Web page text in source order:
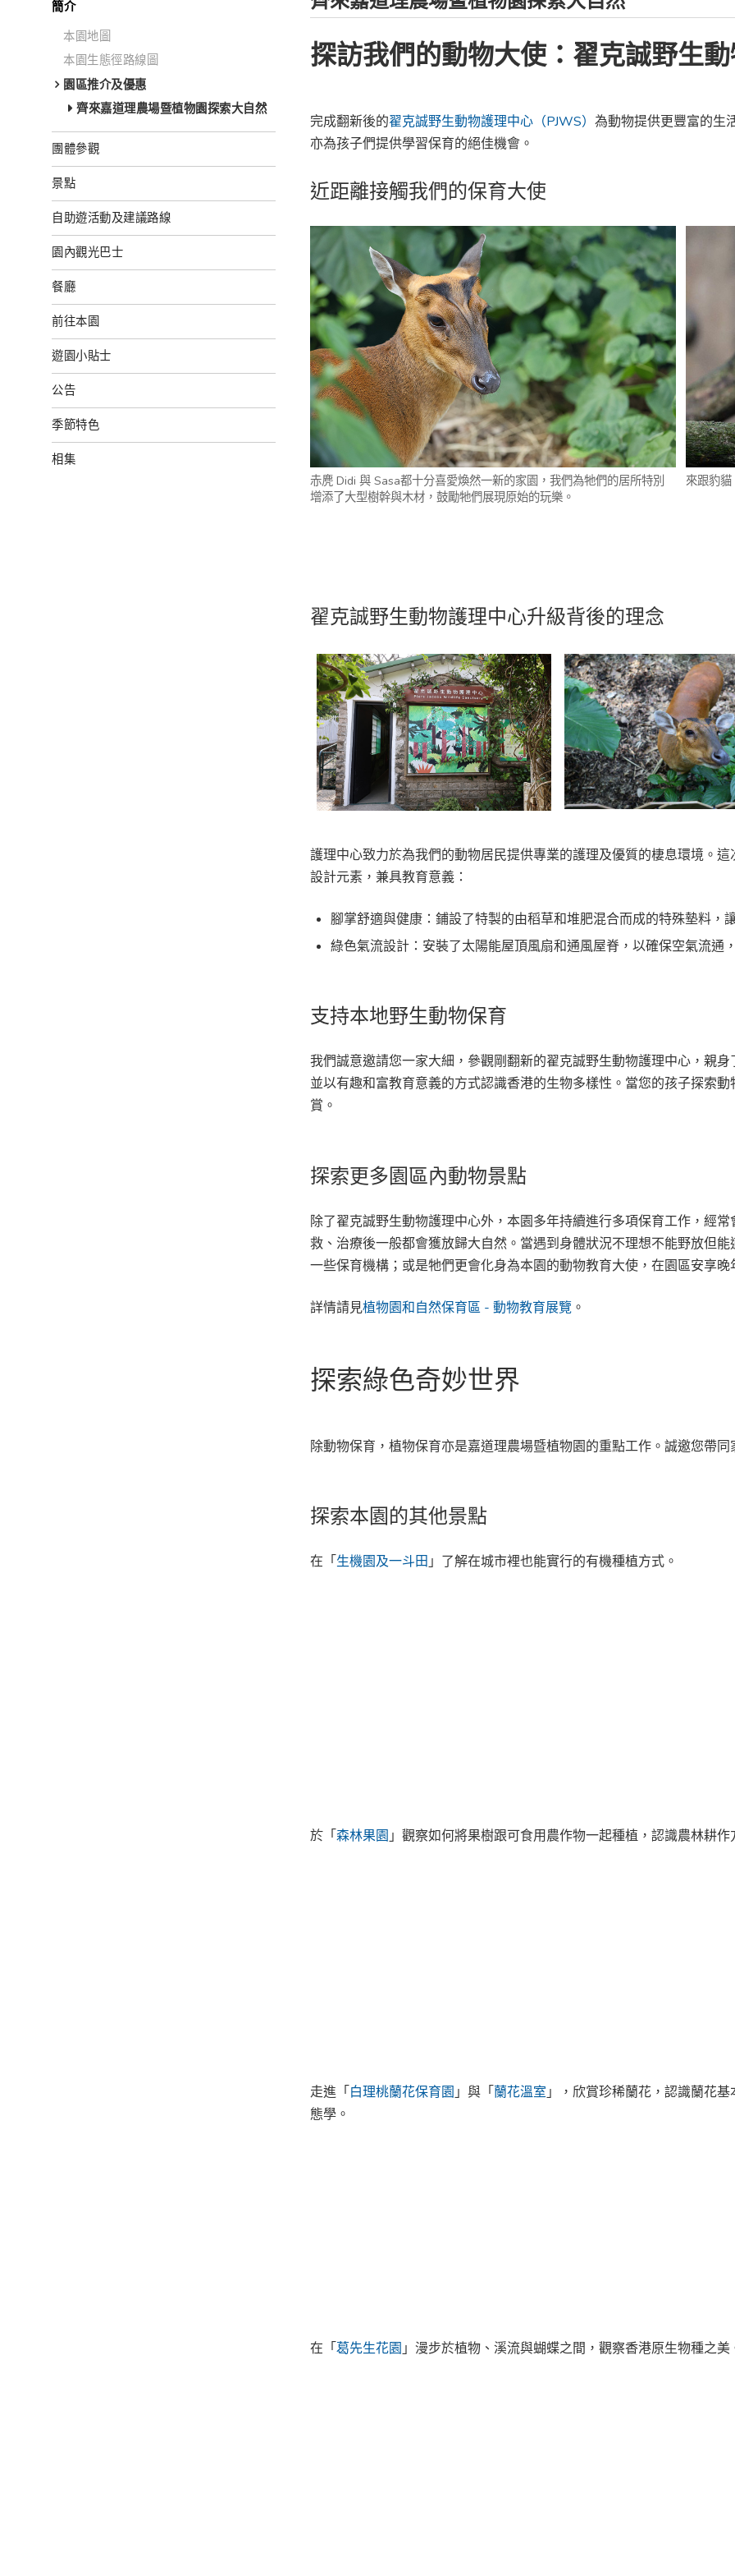
簡介
本園地圖
本園生態徑路線圖
園區推介及優惠
齊來嘉道理農場暨植物園探索大自然
團體參觀
景點
自助遊活動及建議路線
園內觀光巴士
餐廳
前往本園
遊園小貼士
公告
季節特色
相集
探訪我們的動物大使：翟克誠野生
完成翻新後的翟克誠野生動物護理中心（PJWS） 為動物提供更豐富的生
亦為孩子們提供學習保育的絕佳機會。
近距離接觸我們的保育大使
赤麂 Didi 與 Sasa都十分喜愛煥然一新的家園，我們為牠們的居所特別
增添了大型樹幹與木材，鼓勵牠們展現原始的玩樂。
來跟豹
翟克誠野生動物護理中心升級背後的理念
護理中心致力於為我們的動物居民提供專業的護理及優質的棲息環境。
設計元素，兼具教育意義：
腳掌舒適與健康：鋪設了特製的由稻草和堆肥混合而成的特殊墊料，
綠色氣流設計：安裝了太陽能屋頂風扇和通風屋脊，以確保空氣流通
支持本地野生動物保育
我們誠意邀請您一家大細，參觀剛翻新的翟克誠野生動物護理中心，親
並以有趣和富教育意義的方式認識香港的生物多樣性。當您的孩子探索
賞。
探索更多園區內動物景點
除了翟克誠野生動物護理中心外，本園多年持續進行多項保育工作，經
救、治療後一般都會獲放歸大自然。當遇到身體狀況不理想不能野放但
一些保育機構；或是牠們更會化身為本園的動物教育大使，在園區安享晚
詳情請見植物園和自然保育區 - 動物教育展覽 。
探索綠色奇妙世界
除動物保育，植物保育亦是嘉道理農場暨植物園的重點工作。誠邀您帶
探索本園的其他景點
在「生機園及一斗田 」了解在城市裡也能實行的有機種植方式。
於「森林果園 」觀察如何將果樹跟可食用農作物一起種植，認識農林耕作
走進「 白理桃蘭花保育園 」與「 蘭花溫室」，欣賞珍稀蘭花，認識蘭花
態學。
在「葛先生花園」漫步於植物、溪流與蝴蝶之間，觀察香港原生物種之美